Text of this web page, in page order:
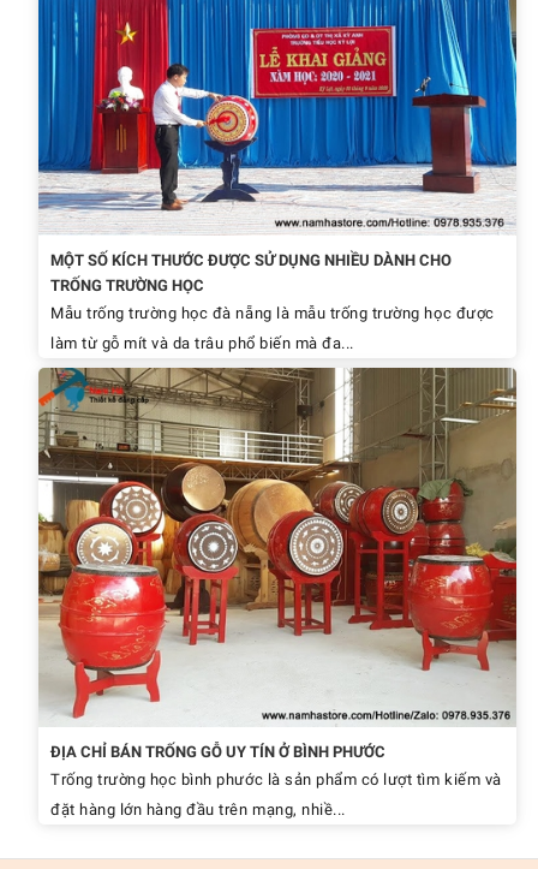
MỘT SỐ KÍCH THƯỚC ĐƯỢC SỬ DỤNG NHIỀU DÀNH CHO
TRỐNG TRƯỜNG HỌC
Mẫu trống trường học đà nẵng là mẫu trống trường học được
làm từ gỗ mít và da trâu phổ biến mà đa...
ĐỊA CHỈ BÁN TRỐNG GỖ UY TÍN Ở BÌNH PHƯỚC
Trống trường học bình phước là sản phẩm có lượt tìm kiếm và
đặt hàng lớn hàng đầu trên mạng, nhiề...